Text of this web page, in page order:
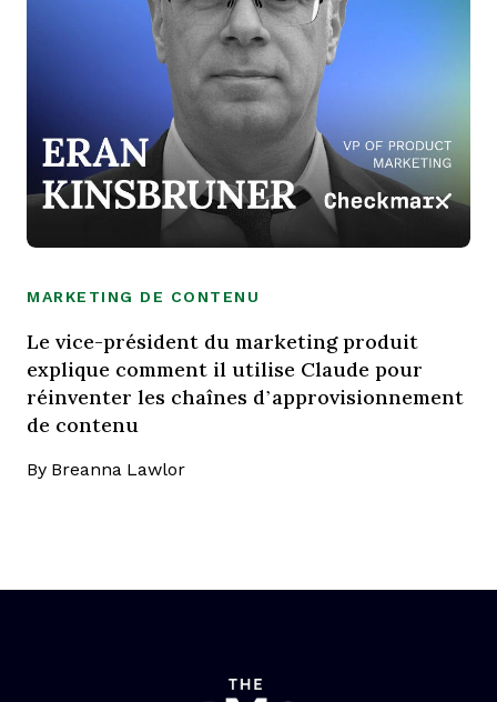
MARKETING DE CONTENU
Le vice-président du marketing produit
explique comment il utilise Claude pour
réinventer les chaînes d’approvisionnement
de contenu
By Breanna Lawlor